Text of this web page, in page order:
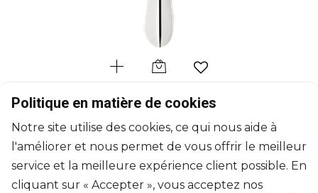
CHRISTOFLE
Cuillère à servir en acier
L: 25.5cm
$81
Politique en matière de cookies
Notre site utilise des cookies, ce qui nous aide à
l'améliorer et nous permet de vous offrir le meilleur
service et la meilleure expérience client possible. En
cliquant sur « Accepter », vous acceptez nos